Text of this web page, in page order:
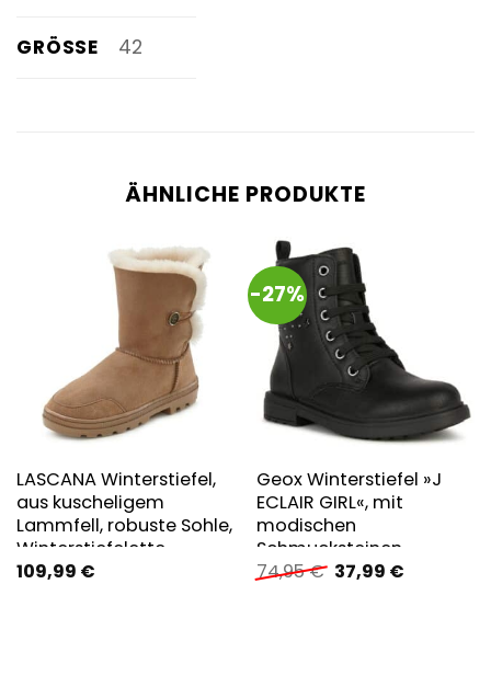
GRÖSSE 42
ÄHNLICHE PRODUKTE
LASCANA Winterstiefel,
aus kuscheligem
Lammfell, robuste Sohle,
Winterstiefelette,
Snowboots
109,99 €
-27%
Geox Winterstiefel »J
ECLAIR GIRL«, mit
modischen
Schmucksteinen
74,95€ Ursprünglicher
Preis
37,99 €Aktueller